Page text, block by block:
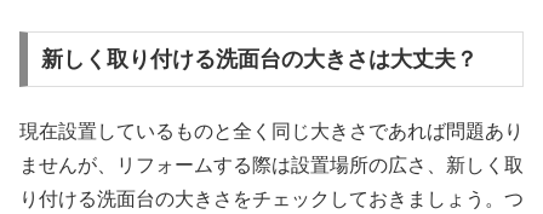
新しく取り付ける洗面台の大きさは大丈夫？
現在設置しているものと全く同じ大きさであれば問題あり
ませんが、リフォームする際は設置場所の広さ、新しく取
り付ける洗面台の大きさをチェックしておきましょう。つ